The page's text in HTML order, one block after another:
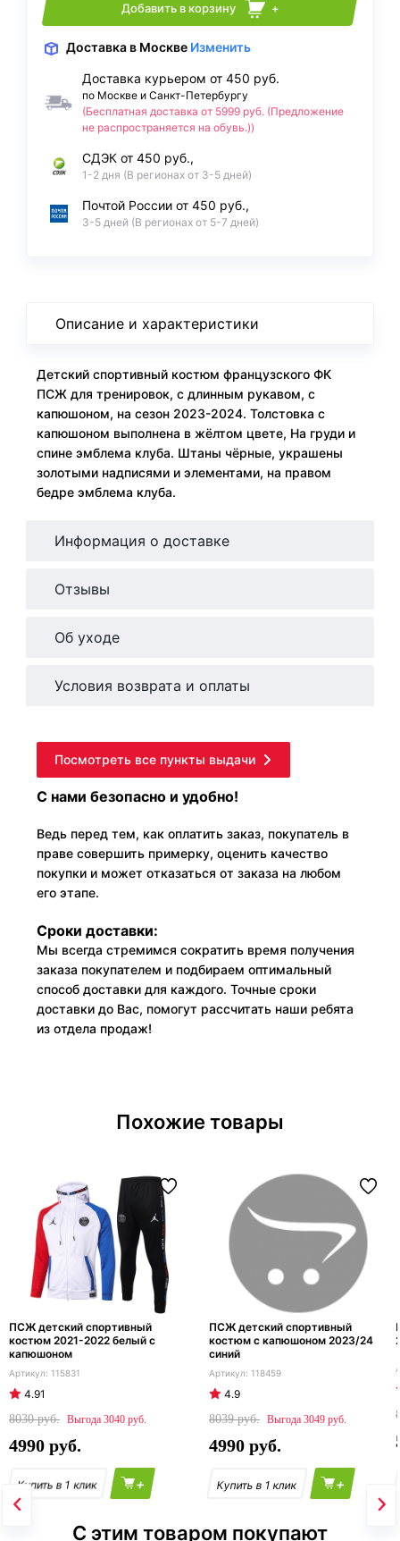
Добавить в корзину +
Доставка в Москве Изменить
Доставка курьером от 450 руб.
по Москве и Санкт-Петербургу
(Бесплатная доставка от 5999 руб. (Предложение
не распространяется на обувь.))
СДЭК от 450 руб.,
1-2 дня (В регионах от 3-5 дней)
Почтой России от 450 руб.,
3-5 дней (В регионах от 5-7 дней)
Описание и характеристики
Детский спортивный костюм французского ФК
ПСЖ для тренировок, с длинным рукавом, с
капюшоном, на сезон 2023-2024. Толстовка с
капюшоном выполнена в жёлтом цвете, На груди и
спине эмблема клуба. Штаны чёрные, украшены
золотыми надписями и элементами, на правом
бедре эмблема клуба.
Информация о доставке
Отзывы
Об уходе
Условия возврата и оплаты
Посмотреть все пункты выдачи
С нами безопасно и удобно!
Ведь перед тем, как оплатить заказ, покупатель в
праве совершить примерку, оценить качество
покупки и может отказаться от заказа на любом
его этапе.
Сроки доставки:
Мы всегда стремимся сократить время получения
заказа покупателем и подбираем оптимальный
способ доставки для каждого. Точные сроки
доставки до Вас, помогут рассчитать наши ребята
из отдела продаж!
Похожие товары
ПСЖ детский спортивный
костюм 2021-2022 белый с
капюшоном
115831
4.91
8030
3040
4990
+
ПСЖ детский спортивный
костюм с капюшоном 2023/24
синий
118459
4.9
8039
3049
4990
+
С этим товаром покупают